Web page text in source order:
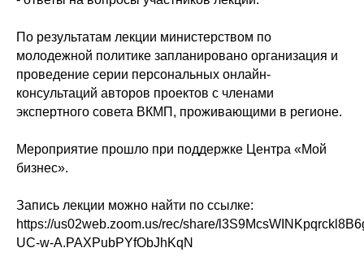
По результатам лекции министерством по
молодежной политике запланировано организация и
проведение серии персональных онлайн-
консультаций авторов проектов с членами
экспертного совета ВКМП, проживающими в регионе.
Мероприятие прошло при поддержке Центра «Мой
бизнес».
Запись лекции можно найти по ссылке:
https://us02web.zoom.us/rec/share/
UC-w-A.PAXPubPYfObJhKqN